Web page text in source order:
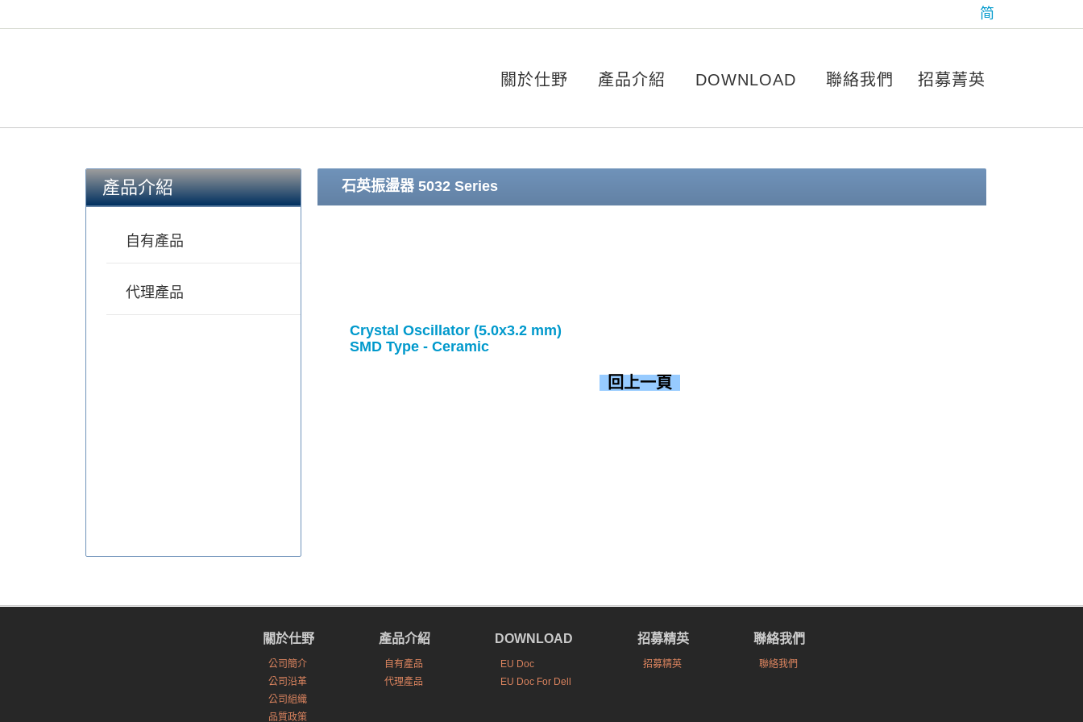
简
關於仕野 產品介紹 DOWNLOAD 聯絡我們 招募菁英
產品介紹
自有產品
代理產品
石英振盪器 5032 Series
Crystal Oscillator (5.0x3.2 mm)
SMD Type - Ceramic
回上一頁
關於仕野
公司簡介
公司沿革
公司組織
品質政策
產品介紹
自有產品
代理產品
DOWNLOAD
EU Doc
EU Doc For Dell
招募精英
招募精英
聯絡我們
聯絡我們